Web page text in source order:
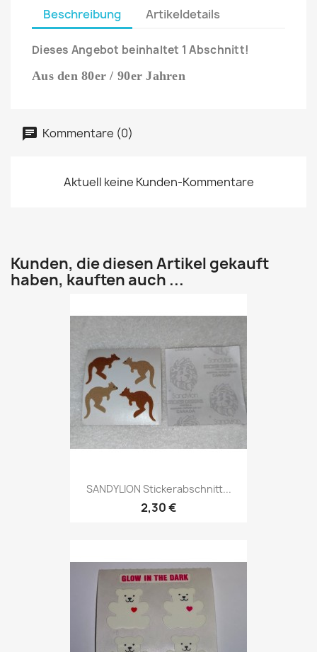
Beschreibung Artikeldetails
Dieses Angebot beinhaltet 1 Abschnitt!
Aus den 80er / 90er Jahren
Kommentare (0)
Aktuell keine Kunden-Kommentare
Kunden, die diesen Artikel gekauft
haben, kauften auch ...
SANDYLION Stickerabschnitt...
2,30 €